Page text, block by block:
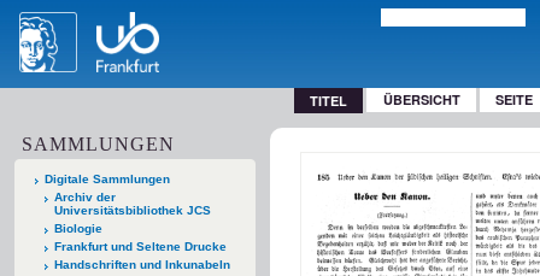
TITEL ÜBERSICHT SEITE
SAMMLUNGEN
Digitale Sammlungen
Archiv der
Universitätsbibliothek JCS
Biologie
Frankfurt und Seltene Drucke
Handschriften und Inkunabeln